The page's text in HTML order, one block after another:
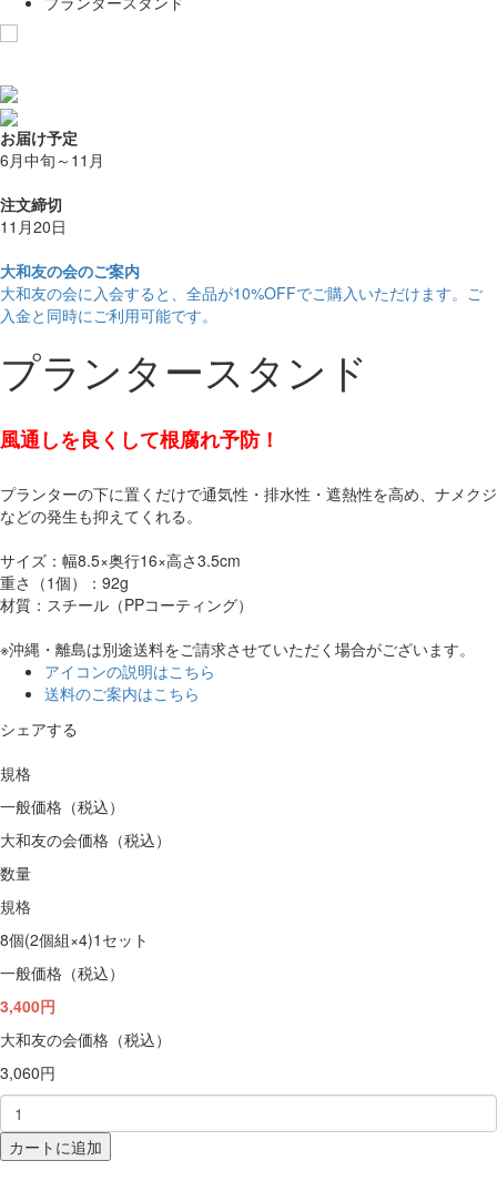
お届け予定
6月中旬～11月
注文締切
11月20日
大和友の会のご案内
大和友の会に入会すると、 全品が10%OFFでご購入いただけます。ご
入金と同時にご利用可能です。
プランタースタンド
風通しを良くして根腐れ予防！
プランターの下に置くだけで通気性・排水性・遮熱性を高め、ナメクジ
などの発生も抑えてくれる。
サイズ：幅8.5×奥行16×高さ3.5cm
重さ（1個）：92g
材質：スチール（PPコーティング）
※沖縄・離島は別途送料をご請求させていただく場合がございます。
アイコンの説明はこちら
送料のご案内はこちら
シェアする
規格
一般価格（税込）
大和友の会価格（税込）
数量
規格
8個(2個組×4)1セット
一般価格（税込）
3,400円
大和友の会価格（税込）
3,060円
カートに追加